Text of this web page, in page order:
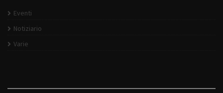
Eventi
Notiziario
Varie